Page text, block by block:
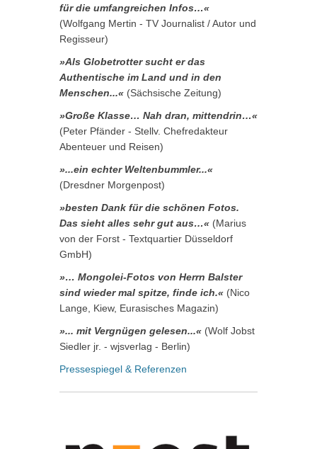
für die umfangreichen Infos…«
(Wolfgang Mertin - TV Journalist / Autor und
Regisseur)
»Als Globetrotter sucht er das
Authentische im Land und in den
Menschen...« (Sächsische Zeitung)
»Große Klasse… Nah dran, mittendrin…«
(Peter Pfänder - Stellv. Chefredakteur
Abenteuer und Reisen)
»...ein echter Weltenbummler...«
(Dresdner Morgenpost)
»besten Dank für die schönen Fotos.
Das sieht alles sehr gut aus…« (Marius
von der Forst - Textquartier Düsseldorf
GmbH)
»… Mongolei-Fotos von Herrn Balster
sind wieder mal spitze, finde ich.« (Nico
Lange, Kiew, Eurasisches Magazin)
»... mit Vergnügen gelesen...« (Wolf Jobst
Siedler jr. - wjsverlag - Berlin)
Pressespiegel & Referenzen